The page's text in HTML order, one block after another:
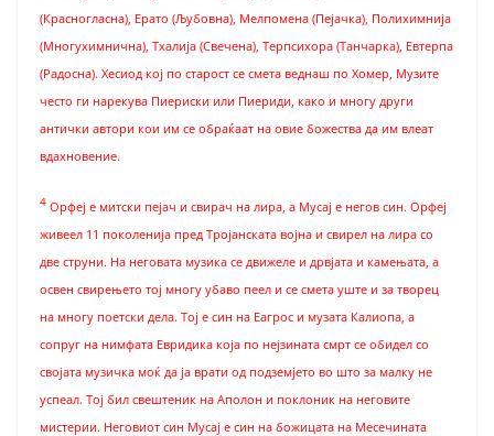
(Красногласна), Ерато (Љубовна), Мелпомена (Пејачка), Полихимнија
(Многухимнична), Тхалија (Свечена), Терпсихора (Танчарка), Евтерпа
(Радосна). Хесиод кој по старост се смета веднаш по Хомер, Музите
често ги нарекува Пиериски или Пиериди, како и многу други
антички автори кои им се обраќаат на овие божества да им влеат
вдахновение.
4 Орфеј е митски пејач и свирач на лира, а Мусај е негов син. Орфеј
живеел 11 поколенија пред Тројанската војна и свирел на лира со
две струни. На неговата музика се движеле и дрвјата и камењата, а
освен свирењето тој многу убаво пеел и се смета уште и за творец
на многу поетски дела. Тој е син на Еагрос и музата Калиопа, а
сопруг на нимфата Евридика која по нејзината смрт се обидел со
својата музичка моќ да ја врати од подземјето во што за малку не
успеал. Тој бил свештеник на Аполон и поклоник на неговите
мистерии. Неговиот син Мусај е син на божицата на Месечината